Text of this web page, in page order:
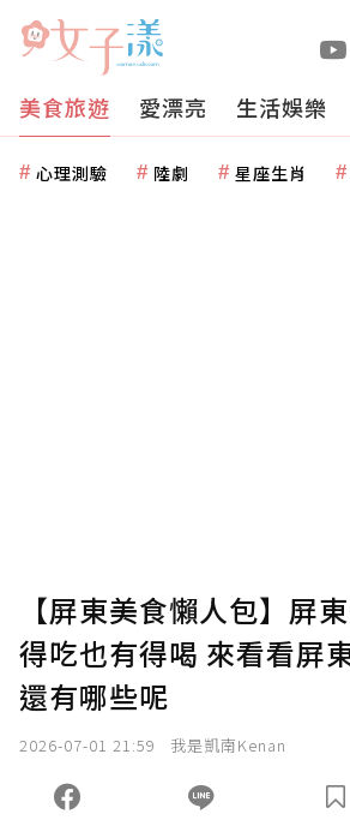
美食旅遊 愛漂亮 生活娛樂
心理測驗 陸劇 星座生肖
【屏東美食懶人包】屏
得吃也有得喝 來看看屏
還有哪些呢
2026-07-01 21:59 我是凱南Kenan